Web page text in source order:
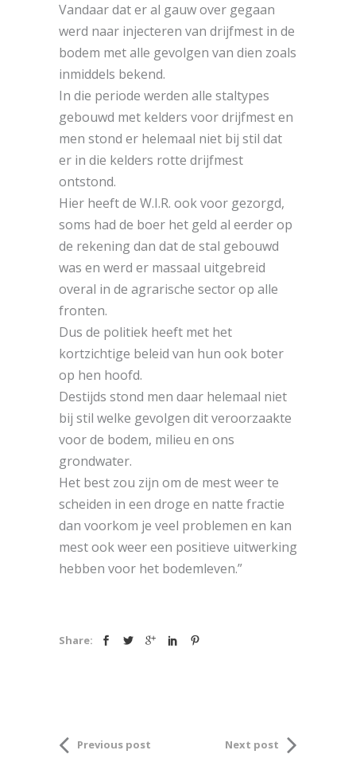
Vandaar dat er al gauw over gegaan
werd naar injecteren van drijfmest in de
bodem met alle gevolgen van dien zoals
inmiddels bekend.
In die periode werden alle staltypes
gebouwd met kelders voor drijfmest en
men stond er helemaal niet bij stil dat
er in die kelders rotte drijfmest
ontstond.
Hier heeft de W.I.R. ook voor gezorgd,
soms had de boer het geld al eerder op
de rekening dan dat de stal gebouwd
was en werd er massaal uitgebreid
overal in de agrarische sector op alle
fronten.
Dus de politiek heeft met het
kortzichtige beleid van hun ook boter
op hen hoofd.
Destijds stond men daar helemaal niet
bij stil welke gevolgen dit veroorzaakte
voor de bodem, milieu en ons
grondwater.
Het best zou zijn om de mest weer te
scheiden in een droge en natte fractie
dan voorkom je veel problemen en kan
mest ook weer een positieve uitwerking
hebben voor het bodemleven.”
Share:
Previous post Next post